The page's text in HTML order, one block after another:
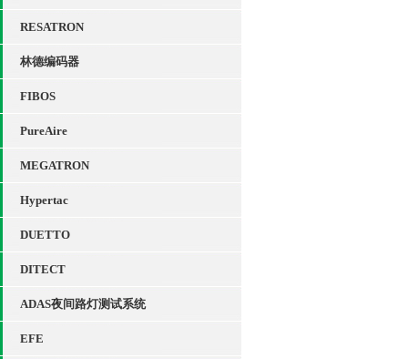
RESATRON
林德编码器
FIBOS
PureAire
MEGATRON
Hypertac
DUETTO
DITECT
ADAS夜间路灯测试系统
EFE